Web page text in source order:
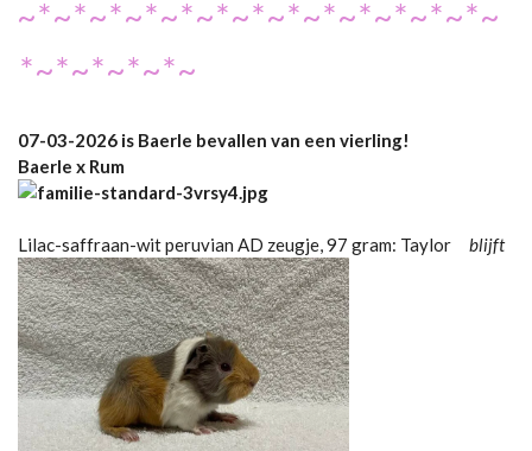
~*~*~*~*~*~*~*~*~*~*~*~*~*~
*~*~*~*~*~
07-03-2026 is Baerle bevallen van een vierling!
Baerle x Rum
Lilac-saffraan-wit peruvian AD zeugje, 97 gram: Taylor blijft